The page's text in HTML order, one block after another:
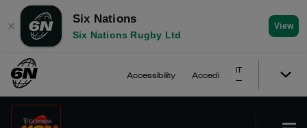
✕
Six Nations
Six Nations Rugby Ltd
View
Accessibility Accedi
IT